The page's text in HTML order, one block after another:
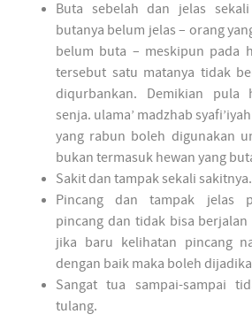
Buta sebelah dan jelas
butanya belum jelas – orang
belum buta – meskipun pada
tersebut satu matanya tidak
diqurbankan. Demikian pula
senja. ulama’ madzhab
yang rabun boleh digunakan
bukan termasuk hewan yang
Sakit dan tampak sekali sakitnya.
Pincang dan tampak jelas
pincang dan tidak bisa
jika baru kelihatan pincang
dengan baik maka boleh
Sangat tua sampai-sampai
tulang.